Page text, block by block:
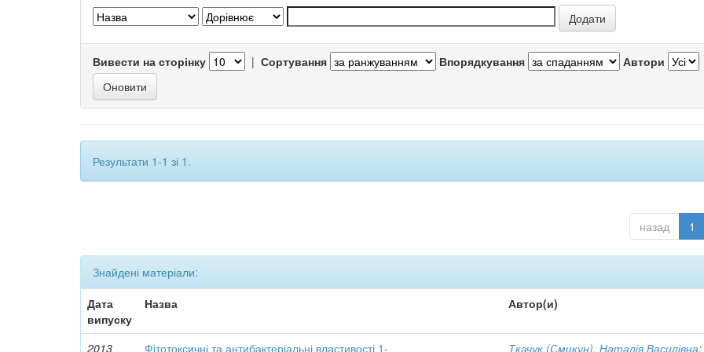
Вивести на сторінку | Сортування Впорядкування Автори
Результати 1-1 зі 1.
назад 1
Знайдені матеріали:
Дата
випуску
Назва Автор(и)
2013 Фітотоксичні та антибактеріальні властивості 1- Ткачук (Смикун), Наталія Василівна;